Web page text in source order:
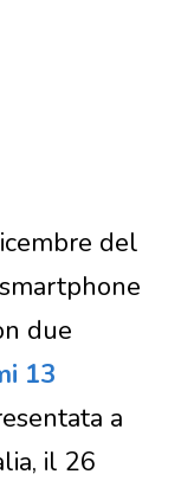
del
due
13
a
il 26